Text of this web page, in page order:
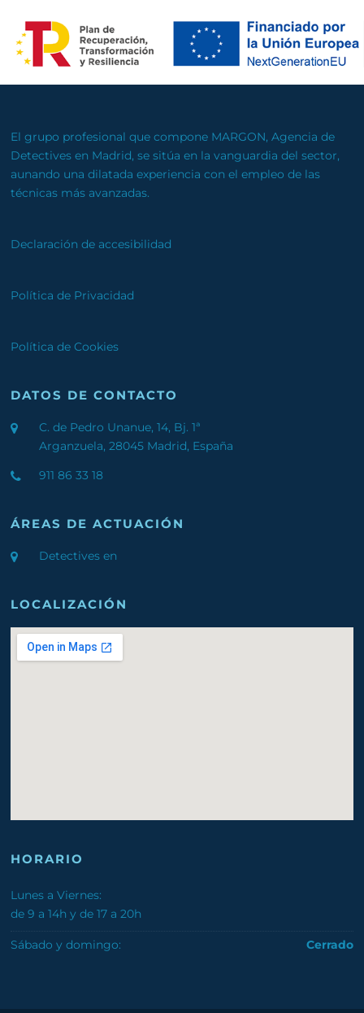
El grupo profesional que compone MARGON, Agencia de
Detectives en Madrid, se sitúa en la vanguardia del sector,
aunando una dilatada experiencia con el empleo de las
técnicas más avanzadas.
Declaración de accesibilidad
Política de Privacidad
Política de Cookies
DATOS DE CONTACTO
C. de Pedro Unanue, 14, Bj. 1ª
Arganzuela, 28045 Madrid, España
911 86 33 18
ÁREAS DE ACTUACIÓN
Detectives en
LOCALIZACIÓN
HORARIO
Lunes a Viernes:
de 9 a 14h y de 17 a 20h
Sábado y domingo: Cerrado